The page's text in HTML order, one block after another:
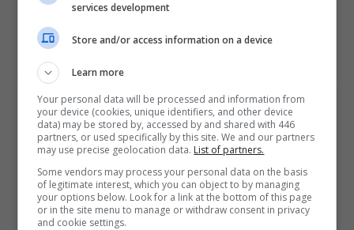
Mario + Rabbids Kingdom Battle para o Switch é um jogo
ÚLTIMAS NOTÍCIAS
services development
Store and/or access information on a device
Learn more
Your personal data will be processed and information from
your device (cookies, unique identifiers, and other device
data) may be stored by, accessed by and shared with 446
partners, or used specifically by this site. We and our partners
may use precise geolocation data. List of partners.
Some vendors may process your personal data on the basis
of legitimate interest, which you can object to by managing
your options below. Look for a link at the bottom of this page
or in the site menu to manage or withdraw consent in privacy
and cookie settings.